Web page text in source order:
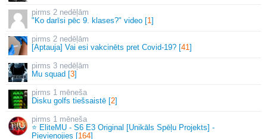
2 nedēļām
"Ko darīsi pēc 9. klases?" video [1]
2 nedēļām
[Aptauja] Vai esi vakcinēts pret Covid-19? [41]
3 nedēļām
Mu squad [3]
1 mēneša
Disku golfs tiešsaistē [2]
1 mēneša
⭐ EliteMU - S6 E3 Original [Unikāls Spēļu Projekts] -
Pievienojies [164]